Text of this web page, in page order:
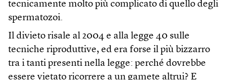
tecnicamente molto più complicato di quello degli
spermatozoi.
Il divieto risale al 2004 e alla legge 40 sulle
tecniche riproduttive, ed era forse il più bizzarro
tra i tanti presenti nella legge: perché dovrebbe
essere vietato ricorrere a un gamete altrui? E